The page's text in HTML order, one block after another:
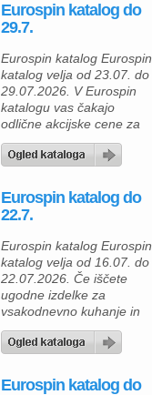
Eurospin katalog do
29.7.
Eurospin katalog Eurospin
katalog velja od 23.07. do
29.07.2026. V Eurospin
katalogu vas čakajo
odlične akcijske cene za
živila, ki bodo popestrila
zajtrke, kosila, večerje in
Za sladek začetek dneva
ali prijetno druženje ob
kavi izberite napolitanke s
kakavovo kremo (900 g),
ki so na voljo za 2,69 €.
Veliko družinsko […]
Eurospin katalog do
22.7.
Eurospin katalog Eurospin
katalog velja od 16.07. do
22.07.2026. Če iščete
ugodne izdelke za
vsakodnevno kuhanje in
oskrbo doma, vas bo
aktualni Eurospin katalog
kakovostnih živil po
Eurospin katalog do